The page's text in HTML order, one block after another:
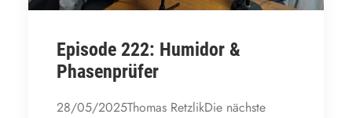
Episode 222: Humidor &
Phasenprüfer
28/05/2025Thomas RetzlikDie nächste